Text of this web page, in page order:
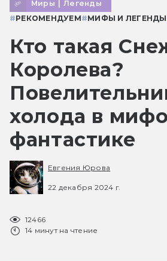
Миры | Легенды
#РЕКОМЕНДУЕМ#МИФЫ И ЛЕГЕНДЫ
Кто такая
Королева?
холода в
фантастике
Евгения Юрова
22 декабря 2024 г.
12466
14 минут на чтение